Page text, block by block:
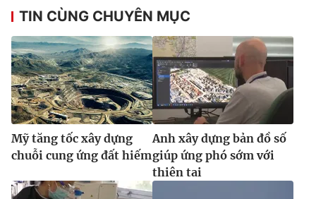
TIN CÙNG CHUYÊN MỤC
Mỹ tăng tốc xây dựng
chuỗi cung ứng đất hiếm
Anh xây dựng bản đồ số
giúp ứng phó sớm với
thiên tai